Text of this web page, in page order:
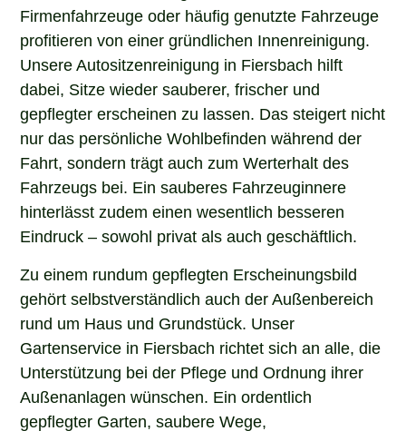
Firmenfahrzeuge oder häufig genutzte Fahrzeuge
profitieren von einer gründlichen Innenreinigung.
Unsere Autositzenreinigung in Fiersbach hilft
dabei, Sitze wieder sauberer, frischer und
gepflegter erscheinen zu lassen. Das steigert nicht
nur das persönliche Wohlbefinden während der
Fahrt, sondern trägt auch zum Werterhalt des
Fahrzeugs bei. Ein sauberes Fahrzeuginnere
hinterlässt zudem einen wesentlich besseren
Eindruck – sowohl privat als auch geschäftlich.
Zu einem rundum gepflegten Erscheinungsbild
gehört selbstverständlich auch der Außenbereich
rund um Haus und Grundstück. Unser
Gartenservice in Fiersbach richtet sich an alle, die
Unterstützung bei der Pflege und Ordnung ihrer
Außenanlagen wünschen. Ein ordentlich
gepflegter Garten, saubere Wege,